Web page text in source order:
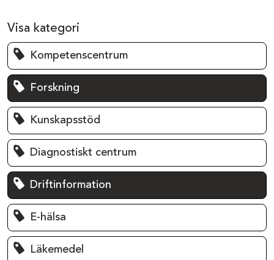
Visa kategori
Kompetenscentrum
Forskning
Kunskapsstöd
Diagnostiskt centrum
Driftinformation
E-hälsa
Läkemedel